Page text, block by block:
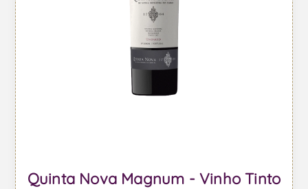
Quinta Nova Magnum - Vinho Tinto